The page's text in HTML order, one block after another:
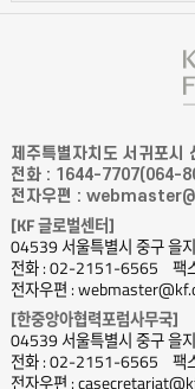
제주특별자치도 서귀포시
전화 : 1644-7707(064-
전자우편 :
[KF 글로벌센터]
04539 서울특별시 중구 을
전화 : 02-2151-6565
팩
전자우편 :
[한중앙아협력포럼사무국]
04539 서울특별시 중구 을
전화 : 02-2151-6565
팩
전자우편 :